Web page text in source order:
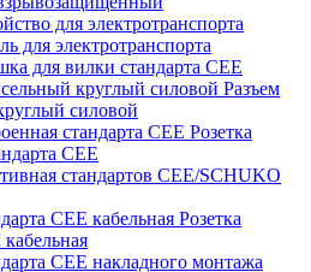
для электротранспорта
для электротранспорта
для вилки стандарта CEE
Разъем
силовой
Розетка
CEE
стандартов CEE/SCHUKO
Розетка